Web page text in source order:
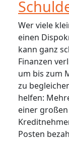
Wer viele
einen
kann ganz
Finanzen
um bis zum
zu
helfen:
einer
Posten